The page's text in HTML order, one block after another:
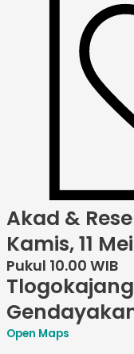
Akad &
Kamis, 11
Pukul 10.00 WIB
Tlogokajang
Open Maps